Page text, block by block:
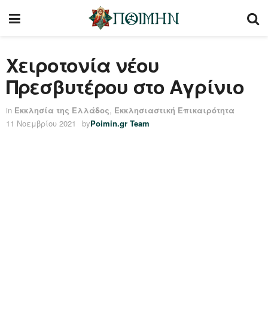
Χειροτονία νέου
Πρεσβυτέρου στο Αγρίνιο
in Εκκλησία της Ελλάδος, Εκκλησιαστική Επικαιρότητα
11 Νοεμβρίου 2021
byPoimin.gr Team